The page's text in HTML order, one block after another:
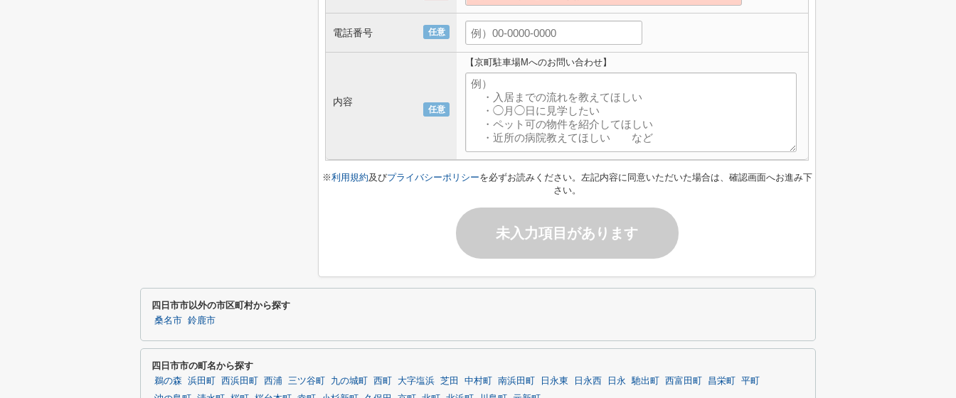
任意
電話番号
任意
内容
【京町駐車場Mへのお問い合わせ】
※利用規約及びプライバシーポリシーを必ずお読みください。左記内容に同意いただいた場合は、確認画面へお進み下
さい。
未入力項目があります
四日市市以外の市区町村から探す
桑名市 鈴鹿市
四日市市の町名から探す
鵜の森 浜田町 西浜田町 西浦 三ツ谷町 九の城町 西町 大字塩浜 芝田 中村町 南浜田町 日永東 日永西 日永 馳出町 西富田町 昌栄町
平町